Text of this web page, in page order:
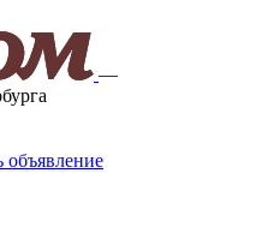
—
объявление